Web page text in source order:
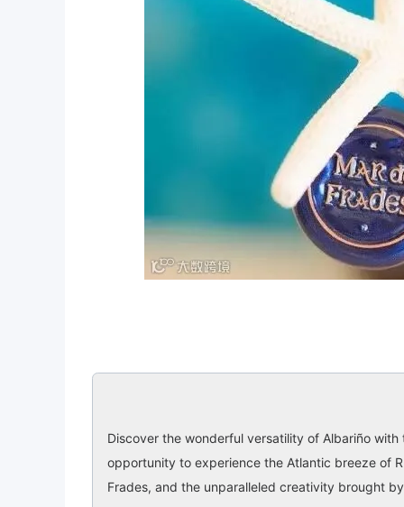
Discover the wonderful versatility of Albariño
opportunity to experience the Atlantic breeze of
Frades, and the unparalleled creativity brought